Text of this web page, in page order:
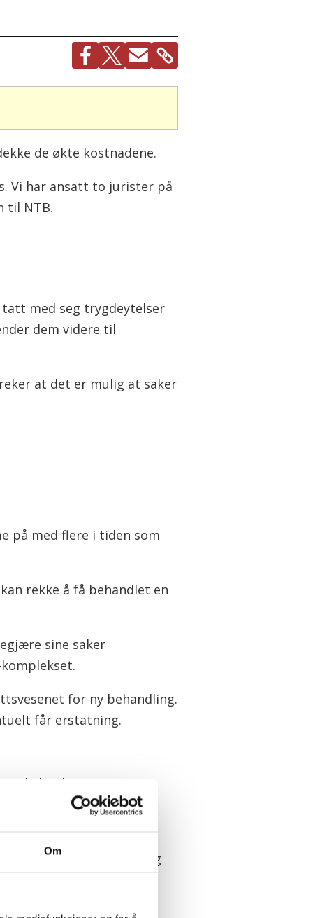
Om
de økte kostnadene.
Vi har ansatt to jurister på
til NTB.
med seg trygdeytelser
dem videre til
at det er mulig at saker
på med flere i tiden som
rekke å få behandlet en
sine saker
for ny behandling.
får erstatning.
de trengte mer
på en god og forsvarlig